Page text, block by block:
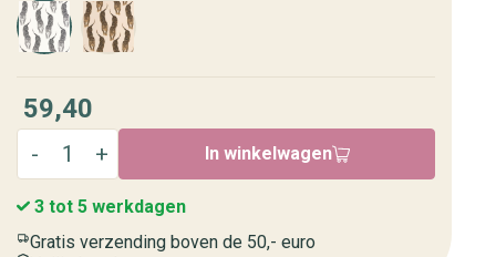
59,40
In winkelwagen
3 tot 5 werkdagen
Gratis verzending boven de 50,- euro